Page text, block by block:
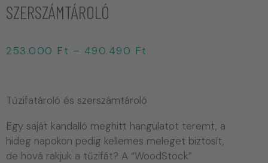
SZERSZÁMTÁROLÓ
253.000 Ft – 490.490 Ft
Tűzifatároló és szerszámtároló
Egy saját kandalló meghitt hangulatot teremt, a
hideg napokon pedig kellemes meleget biztosít,
de hová rakjuk a tűzifát? A “WoodStock”